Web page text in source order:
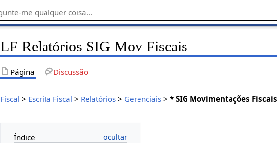
LF Relatórios SIG Mov Fiscais
Página Discussão
Fiscal > Escrita Fiscal > Relatórios > Gerenciais >* SIG Movimentações Fiscais
Índice